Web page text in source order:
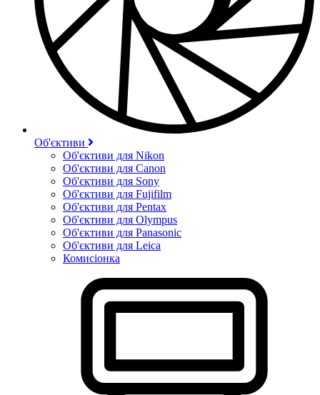
Об'єктиви
Об'єктиви для Nikon
Об'єктиви для Canon
Об'єктиви для Sony
Об'єктиви для Fujifilm
Об'єктиви для Pentax
Об'єктиви для Olympus
Об'єктиви для Panasonic
Об'єктиви для Leica
Комисіонка